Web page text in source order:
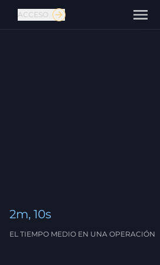
ACCESO
2m, 10s
EL TIEMPO MEDIO EN UNA OPERACIÓN